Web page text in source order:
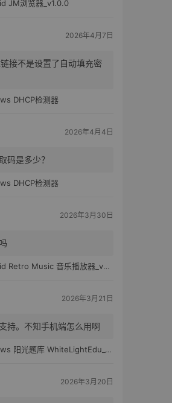
JM浏览器_v1.0.0
2026年4月7日
接不是设置了自动填充密
DHCP检测器
2026年4月4日
码是多少？
DHCP检测器
2026年3月30日
Retro Music 音乐播放器_v6.6.0
2026年3月21日
持。不知手机端怎么用啊
阳光题库 WhiteLightEdu_v2.0.0
2026年3月20日